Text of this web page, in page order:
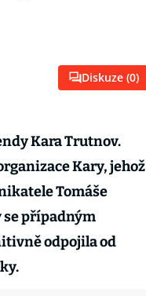
Diskuze (0)
Kara Trutnov.
Kary, jehož
Tomáše
se případným
odpojila od